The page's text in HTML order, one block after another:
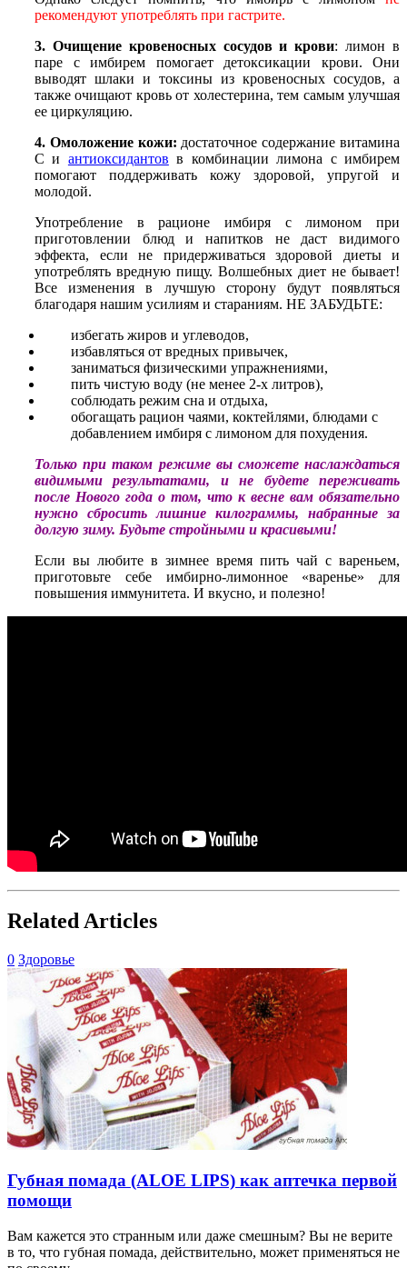
рекомендуют употреблять при гастрите.
3. Очищение кровеносных сосудов и крови: лимон в
паре с имбирем помогает детоксикации крови. Они
выводят шлаки и токсины из кровеносных сосудов, а
также очищают кровь от холестерина, тем самым улучшая
ее циркуляцию.
4. Омоложение кожи: достаточное содержание витамина
С и антиоксидантов в комбинации лимона с имбирем
помогают поддерживать кожу здоровой, упругой и
молодой.
Употребление в рационе имбиря с лимоном при
приготовлении блюд и напитков не даст видимого
эффекта, если не придерживаться здоровой диеты и
употреблять вредную пищу. Волшебных диет не бывает!
Все изменения в лучшую сторону будут появляться
благодаря нашим усилиям и стараниям. НЕ ЗАБУДЬТЕ:
избегать жиров и углеводов,
избавляться от вредных привычек,
заниматься физическими упражнениями,
пить чистую воду (не менее 2-х литров),
соблюдать режим сна и отдыха,
обогащать рацион чаями, коктейлями, блюдами с
добавлением имбиря с лимоном для похудения.
Только при таком режиме вы сможете наслаждаться
видимыми результатами, и не будете переживать
после Нового года о том, что к весне вам обязательно
нужно сбросить лишние килограммы, набранные за
долгую зиму. Будьте стройными и красивыми!
Если вы любите в зимнее время пить чай с вареньем,
приготовьте себе имбирно-лимонное «варенье» для
повышения иммунитета. И вкусно, и полезно!
Related Articles
0 Здоровье
Губная помада (ALOE LIPS) как аптечка первой
помощи
Вам кажется это странным или даже смешным? Вы не верите
в то, что губная помада, действительно, может применяться не